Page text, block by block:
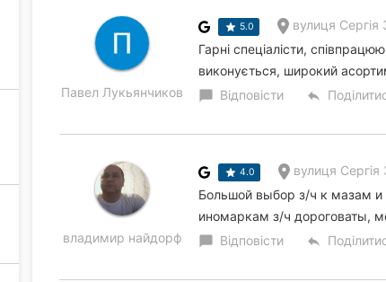
Павел Лукьянчиков
5.0 вулиця Сергія
Гарні спеціалісти,
виконується, широкий
chat_bubble Відповісти reply
владимир найдорф
4.0 вулиця Сергія
Большой выбор з/ч к мазам
иномаркам з/ч дороговаты,
chat_bubble Відповісти reply